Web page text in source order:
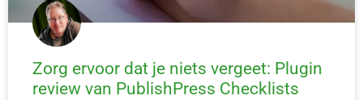
Zorg ervoor dat je niets vergeet: Plugin
review van PublishPress Checklists